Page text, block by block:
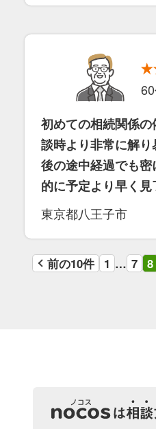
初めての相続関係
談時より非常に解
後の途中経過でも
的に予定より早く見
東京都八王子市
前の10件 1 … 7 8